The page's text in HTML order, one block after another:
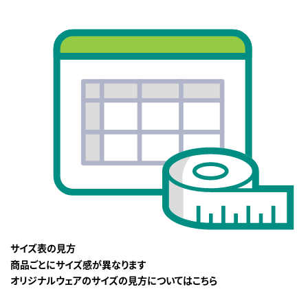
サイズ表の見方
商品ごとにサイズ感が異なります
オリジナルウェアのサイズの見方についてはこちら